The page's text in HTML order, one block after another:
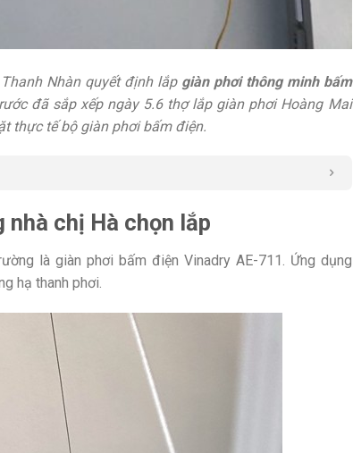
Nhàn quyết định lắp giàn phơi thông minh bấm
đã sắp xếp ngày 5.6 thợ lắp giàn phơi Hoàng Mai
thực tế bộ giàn phơi bấm điện.
chị Hà chọn lắp
là giàn phơi bấm điện Vinadry AE-711. Ứng dụng
hạ thanh phơi.